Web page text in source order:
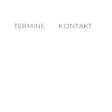
TERMINE KONTAKT